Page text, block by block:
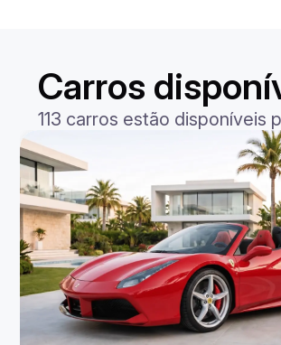
Carros
113 carros estão disponíveis